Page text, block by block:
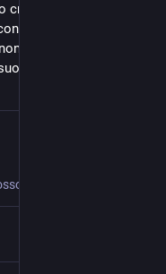
l’incubo
che, anche se è
esserlo. Un unico